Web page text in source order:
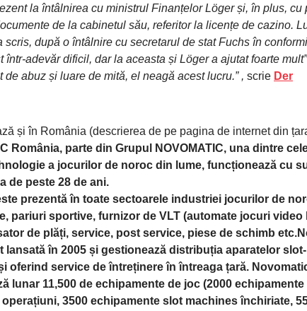
la întâlnirea cu ministrul Finanțelor Löger și, în plus, cu
de la cabinetul său, referitor la licențe de cazino.
scris, după o întâlnire cu secretarul de stat Fuchs în
într-adevăr dificil, dar la aceasta și Löger a ajutat foarte
abuz și luare de mită, el neagă acest lucru.” , scrie Der
și în România (descrierea de pe pagina de internet din
România, parte din Grupul NOVOMATIC, una dintre
a jocurilor de noroc din lume, funcționează cu
de peste 28 de ani.
prezentă în toate sectoarele industriei jocurilor de
pariuri sportive, furnizor de VLT (automate jocuri video
de plăți, service, post service, piese de schimb
lansată în 2005 și gestionează distribuția aparatelor slot-
oferind service de întreținere în întreaga țară.
lunar 11,500 de echipamente de joc (2000
3500 echipamente slot machines închiriate,